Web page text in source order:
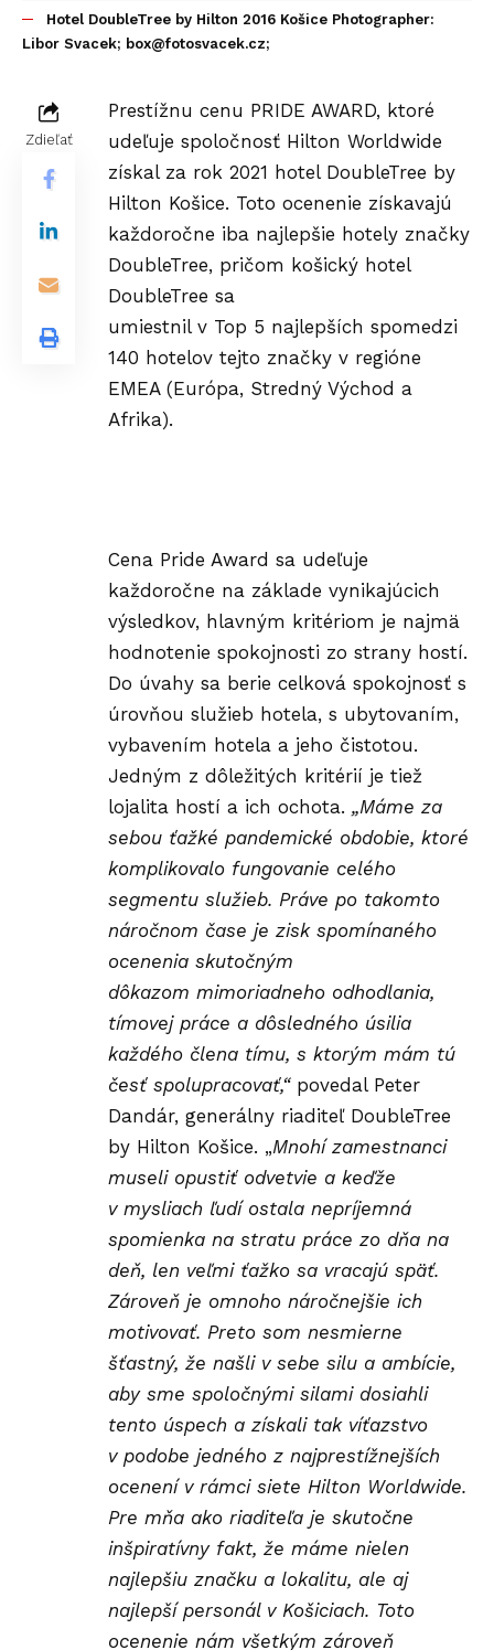
Hotel DoubleTree by Hilton 2016 Košice Photographer:
Libor Svacek; box@fotosvacek.cz;
Zdieľať
Prestížnu cenu PRIDE AWARD, ktoré
udeľuje spoločnosť Hilton Worldwide
získal za rok 2021 hotel DoubleTree by
Hilton Košice. Toto ocenenie získavajú
každoročne iba najlepšie hotely značky
DoubleTree, pričom košický hotel
DoubleTree sa
umiestnil v Top 5 najlepších spomedzi
140 hotelov tejto značky v regióne
EMEA (Európa, Stredný Východ a
Afrika).
Cena Pride Award sa udeľuje
každoročne na základe vynikajúcich
výsledkov, hlavným kritériom je najmä
hodnotenie spokojnosti zo strany hostí.
Do úvahy sa berie celková spokojnosť s
úrovňou služieb hotela, s ubytovaním,
vybavením hotela a jeho čistotou.
Jedným z dôležitých kritérií je tiež
lojalita hostí a ich ochota. „Máme za
sebou ťažké pandemické obdobie, ktoré
komplikovalo fungovanie celého
segmentu služieb. Práve po takomto
náročnom čase je zisk spomínaného
ocenenia skutočným
dôkazom mimoriadneho odhodlania,
tímovej práce a dôsledného úsilia
každého člena tímu, s ktorým mám tú
česť spolupracovať,“povedal Peter
Dandár, generálny riaditeľ DoubleTree
by Hilton Košice. „Mnohí zamestnanci
museli opustiť odvetvie a keďže
v mysliach ľudí ostala nepríjemná
spomienka na stratu práce zo dňa na
deň, len veľmi ťažko sa vracajú späť.
Zároveň je omnoho náročnejšie ich
motivovať. Preto som nesmierne
šťastný, že našli v sebe silu a ambície,
aby sme spoločnými silami dosiahli
tento úspech a získali tak víťazstvo
v podobe jedného z najprestížnejších
ocenení v rámci siete Hilton Worldwide.
Pre mňa ako riaditeľa je skutočne
inšpiratívny fakt, že máme nielen
najlepšiu značku a lokalitu, ale aj
najlepší personál v Košiciach. Toto
ocenenie nám všetkým zároveň